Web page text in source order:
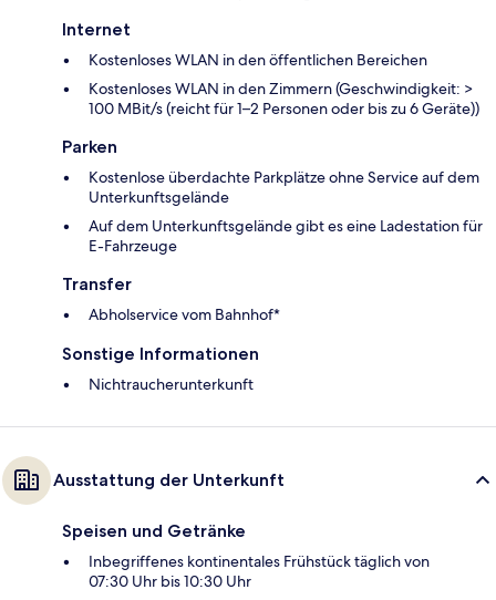
Internet
Kostenloses WLAN in den öffentlichen Bereichen
Kostenloses WLAN in den Zimmern (Geschwindigkeit: >
100 MBit/s (reicht für 1–2 Personen oder bis zu 6 Geräte))
Parken
Kostenlose überdachte Parkplätze ohne Service auf dem
Unterkunftsgelände
Auf dem Unterkunftsgelände gibt es eine Ladestation für
E-Fahrzeuge
Transfer
Abholservice vom Bahnhof*
Sonstige Informationen
Nichtraucherunterkunft
Ausstattung der Unterkunft
Speisen und Getränke
Inbegriffenes kontinentales Frühstück täglich von
07:30 Uhr bis 10:30 Uhr